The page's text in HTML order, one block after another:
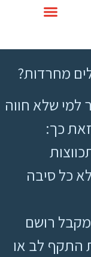
מחרדות?
שלא חווה
כך:
כל סיבה
רושם
התקף לב או